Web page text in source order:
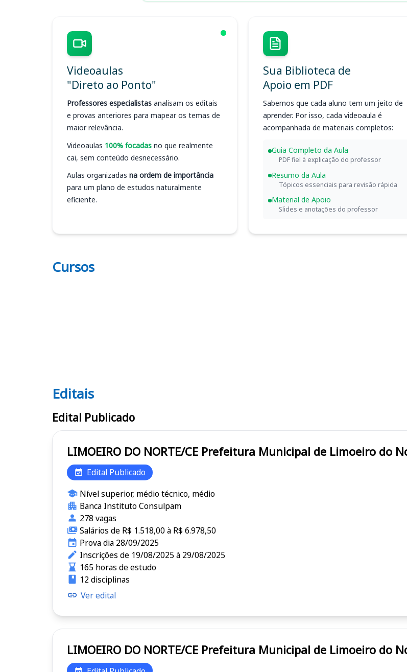
Videoaulas
"Direto ao Ponto"
Professores especialistas analisam os editais
e provas anteriores para mapear os temas de
maior relevância.
Videoaulas 100% focadas no que realmente
cai, sem conteúdo desnecessário.
Aulas organizadas na ordem de importância
para um plano de estudos naturalmente
eficiente.
Sua Biblioteca de
Apoio em PDF
Sabemos que cada aluno tem um jeito de
aprender. Por isso, cada videoaula é
acompanhada de materiais completos:
Guia Completo da Aula
PDF fiel à explicação do professor
Resumo da Aula
Tópicos essenciais para revisão rápida
Material de Apoio
Slides e anotações do professor
Cursos
Editais
Editais
Edital Publicado
LIMOEIRO DO NORTE/CE Prefeitura Municipal de
Edital Publicado
Nível superior, médio técnico, médio
Banca Instituto Consulpam
278 vagas
Salários de R$ 1.518,00 à R$ 6.978,50
Prova dia 28/09/2025
Inscrições de 19/08/2025 à 29/08/2025
165 horas de estudo
12 disciplinas
Ver edital
LIMOEIRO DO NORTE/CE Prefeitura Municipal de